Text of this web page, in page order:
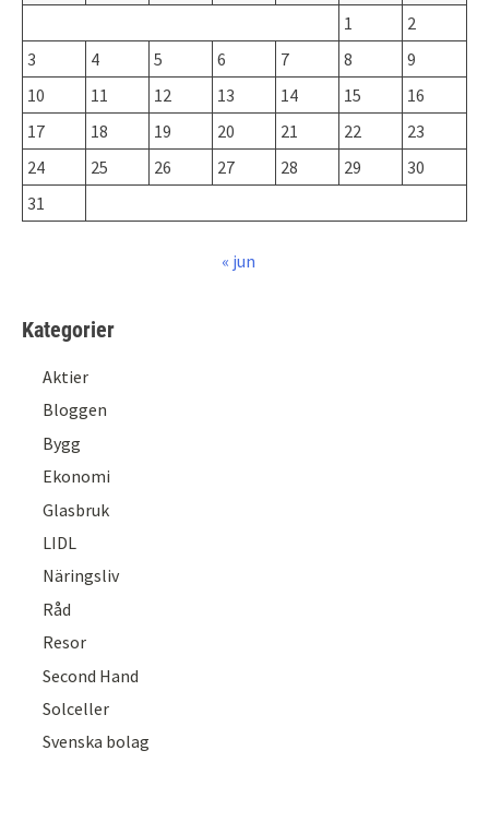
1
2
3
4 5 6 7 8
9
10
11 12 13 14 15
16
17
18 19 20 21 22
23
24
25 26 27 28 29
30
31
« jun
Kategorier
Aktier
Bloggen
Bygg
Ekonomi
Glasbruk
LIDL
Näringsliv
Råd
Resor
Second Hand
Solceller
Svenska bolag